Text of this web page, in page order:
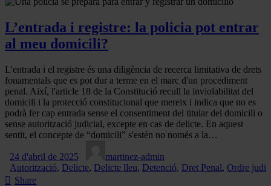
L’entrada i registre: la policia pot entrar
al meu domicili?
L'entrada i el registre és una diligència de recerca limitativa de drets
fonamentals que es pot dur a terme en el marc d'un procediment
penal. Així, l'article 18 de la Constitució recull la inviolabilitat del
domicili i la protecció constitucional que mereix i indica que no es
podrà fer cap entrada sense el consentiment del titular del domicili o
sense autorització judicial, excepte en cas de delicte. En aquest
sentit, el concepte de “domicili” s'estén no només a la…
24 d'abril de 2025
martinez-admin
Autorització, Delicte, Delicte lleu, Detenció, Dret Penal, Ordre
Share